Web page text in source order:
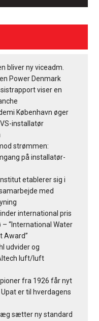
bliver ny viceadm.
Power Denmark
viser en
København øger
installatør
strømmen:
på installatør-
etablerer sig i
med
international pris
“International Water
Award”
udvider og
luft/luft
fra 1926 får nyt
Upat er til hverdagens
sætter ny standard